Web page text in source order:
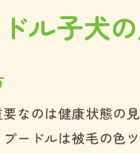
ル子犬
なのは健康状態
ードルは被毛の色